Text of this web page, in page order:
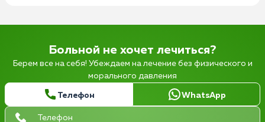
Больной не хочет лечиться?
Берем все на себя! Убеждаем на лечение без физического и
морального давления
Телефон WhatsApp